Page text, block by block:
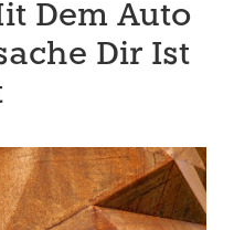
Dem Auto
Dir Ist